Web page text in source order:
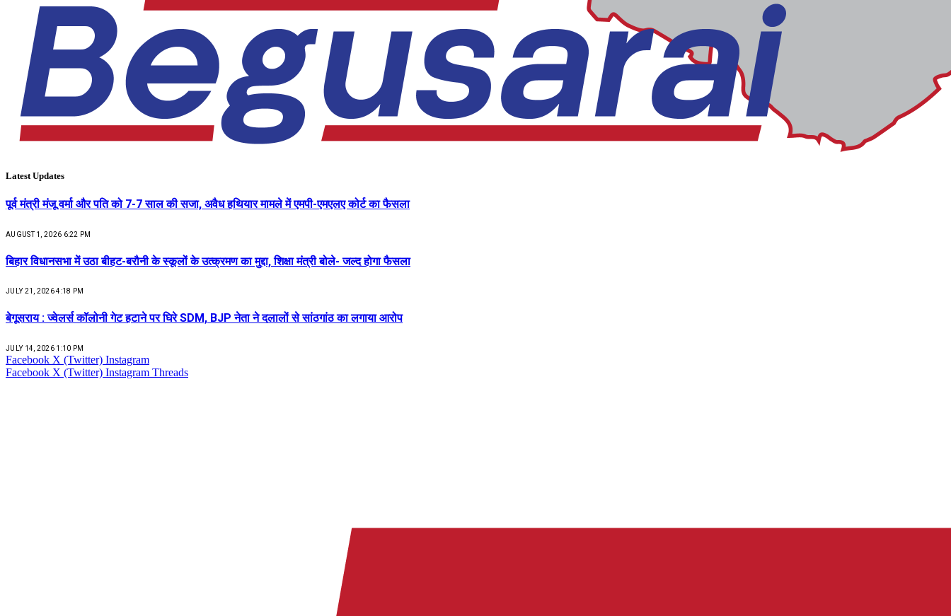
Latest Updates
पूर्व मंत्री मंजू वर्मा और पति को 7-7 साल की सजा, अवैध हथियार मामले में एमपी-एमएलए कोर्ट का फैसला
AUGUST 1, 2026 6:22 PM
बिहार विधानसभा में उठा बीहट-बरौनी के स्कूलों के उत्क्रमण का मुद्दा, शिक्षा मंत्री बोले- जल्द होगा फैसला
JULY 21, 2026 4:18 PM
बेगूसराय : ज्वेलर्स कॉलोनी गेट हटाने पर घिरे SDM, BJP नेता ने दलालों से सांठगांठ का लगाया आरोप
JULY 14, 2026 1:10 PM
Facebook X (Twitter) Instagram
Facebook X (Twitter) Instagram Threads